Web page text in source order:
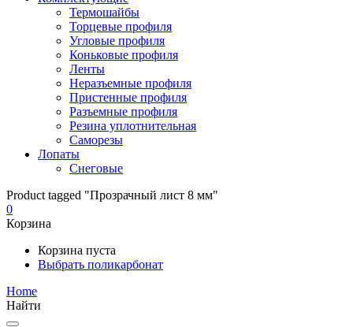
Термошайбы
Торцевые профиля
Угловые профиля
Коньковые профиля
Ленты
Неразъемные профиля
Пристенные профиля
Разъемные профиля
Резина уплотнительная
Саморезы
Лопаты
Снеговые
Product tagged "Прозрачный лист 8 мм"
0
Корзина
Корзина пуста
Выбрать поликарбонат
Home
Найти